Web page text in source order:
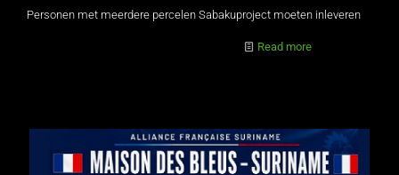
Personen met meerdere percelen Sabakuproject moeten inleveren
Read more